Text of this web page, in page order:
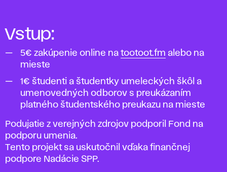
Vstup:
5€ zakúpenie online na tootoot.fm alebo na
mieste
1€ študenti a študentky umeleckých škôl a
umenovedných odborov s preukázaním
platného študentského preukazu na mieste
Podujatie z verejných zdrojov podporil Fond na
podporu umenia.
Tento projekt sa uskutočnil vďaka finančnej
podpore Nadácie SPP.